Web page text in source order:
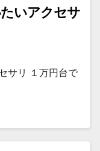
いアクセサ
サリ １万円台で